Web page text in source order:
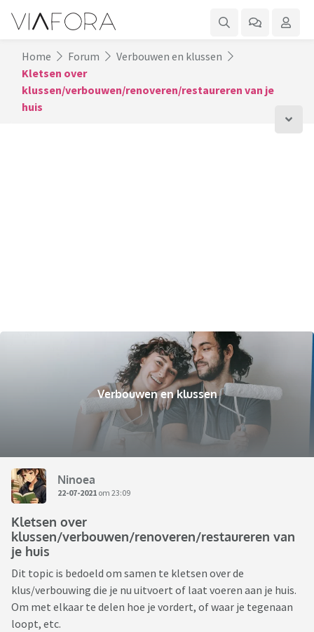
Home Forum
Verbouwen en klussen
Kletsen over
klussen/verbouwen/renoveren/restaureren van je
huis
Verbouwen en klussen
Ninoea
22-07-2021 om 23:09
Kletsen over
klussen/verbouwen/renoveren/restaureren van
je huis
Dit topic is bedoeld om samen te kletsen over de
klus/verbouwing die je nu uitvoert of laat voeren aan je huis.
Om met elkaar te delen hoe je vordert, of waar je tegenaan
loopt, etc.